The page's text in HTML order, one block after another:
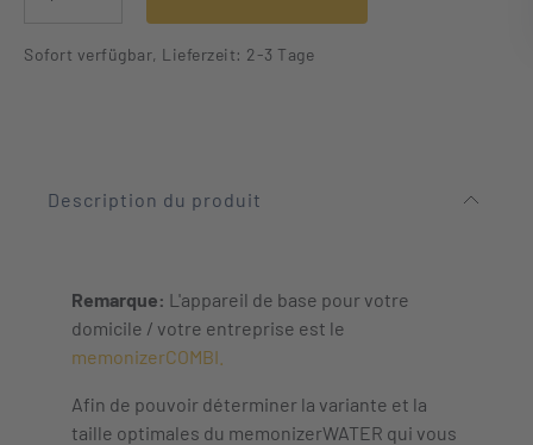
Sofort verfügbar, Lieferzeit: 2-3 Tage
Description du produit
Remarque: L'appareil de base pour votre
domicile / votre entreprise est le
memonizerCOMBI.
Afin de pouvoir déterminer la variante et la
taille optimales du memonizerWATER qui vous